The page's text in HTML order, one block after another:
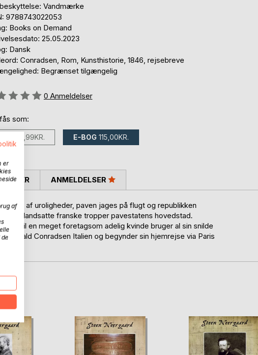
Vandmærke
9788743022053
Books on Demand
25.05.2023
Dansk
Conradsen, Rom, Kunsthistorie, 1846, rejsebreve
Begrænset tilgængelig
0 Anmeldelser
som:
214,99KR. E-BOG 115,00KR.
1849 af uroligheder, paven jages på flugt og republikken
de ilandsatte franske tropper pavestatens hovedstad.
indtil en meget foretagsom adelig kvinde bruger al sin snilde
Harald Conradsen Italien og begynder sin hjemrejse via Paris
ANMELDELSER
er
af
de